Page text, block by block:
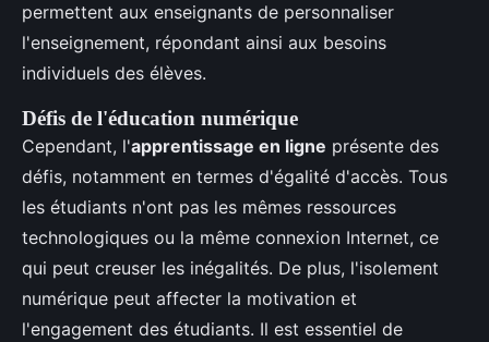
permettent aux enseignants de personnaliser
l'enseignement, répondant ainsi aux besoins
individuels des élèves.
Défis de l'éducation numérique
Cependant, l'apprentissage en ligne présente des
défis, notamment en termes d'égalité d'accès. Tous
les étudiants n'ont pas les mêmes ressources
technologiques ou la même connexion Internet, ce
qui peut creuser les inégalités. De plus, l'isolement
numérique peut affecter la motivation et
l'engagement des étudiants. Il est essentiel de